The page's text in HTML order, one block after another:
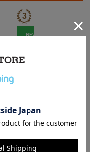
NEW
アルビレックス新潟 ピ
1,100円